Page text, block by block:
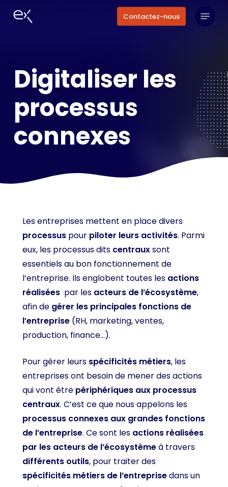
Contactez-nous
Digitaliser les
processus
connexes
Les entreprises mettent en place divers
processuspour piloter leurs activités. Parmi
eux, les processus dits centrauxsont
essentiels au bon fonctionnement de
l’entreprise. Ils englobent toutes lesactions
réaliséespar les acteurs de l’écosystème,
afin de gérer les principales fonctions de
l’entreprise(RH, marketing, ventes,
production, finance…).
Pour gérer leurs spécificités métiers, les
entreprises ont besoin de mener des actions
qui vont être périphériques aux processus
centraux. C’est ce que nous appelons les
processus connexes aux grandes fonctions
de l’entreprise. Ce sont les actions réalisées
par les acteurs de l’écosystèmeà travers
différents outils, pour traiter des
spécificités métiers de l’entreprisedans un